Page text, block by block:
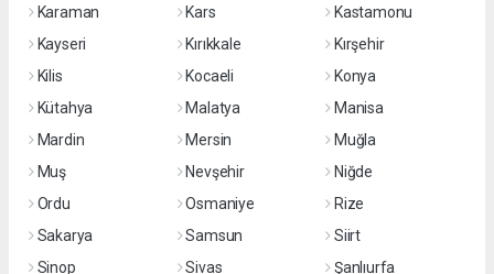
Karaman
Kars
Kastamonu
Kayseri
Kırıkkale
Kırşehir
Kilis
Kocaeli
Konya
Kütahya
Malatya
Manisa
Mardin
Mersin
Muğla
Muş
Nevşehir
Niğde
Ordu
Osmaniye
Rize
Sakarya
Samsun
Siirt
Sinop
Sivas
Şanlıurfa